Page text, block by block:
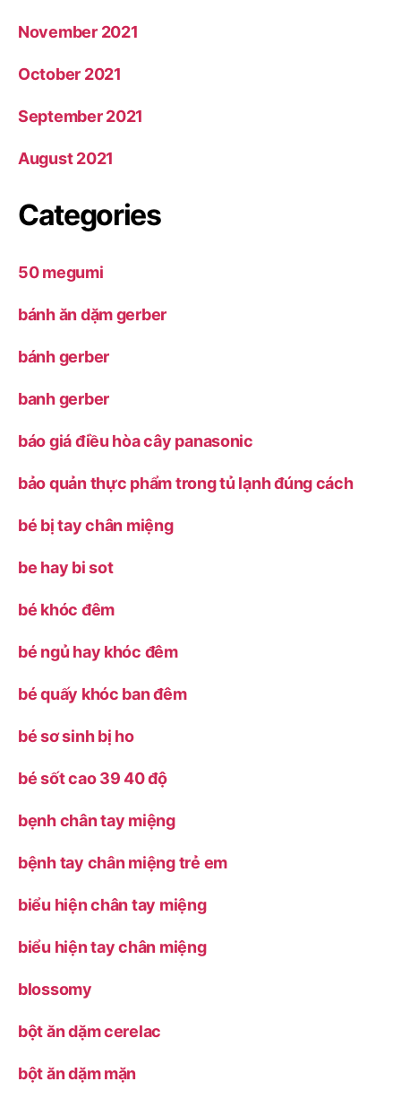
November 2021
October 2021
September 2021
August 2021
Categories
50 megumi
bánh ăn dặm gerber
bánh gerber
banh gerber
báo giá điều hòa cây panasonic
bảo quản thực phẩm trong tủ lạnh đúng cách
bé bị tay chân miệng
be hay bi sot
bé khóc đêm
bé ngủ hay khóc đêm
bé quấy khóc ban đêm
bé sơ sinh bị ho
bé sốt cao 39 40 độ
bẹnh chân tay miệng
bệnh tay chân miệng trẻ em
biểu hiện chân tay miệng
biểu hiện tay chân miệng
blossomy
bột ăn dặm cerelac
bột ăn dặm mặn